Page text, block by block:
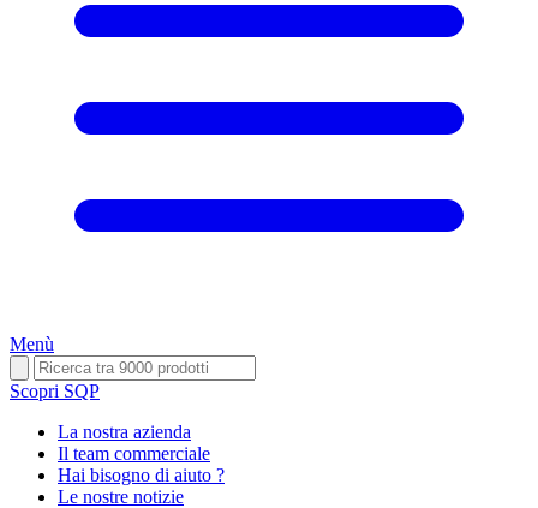
Menù
Scopri SQP
La nostra azienda
Il team commerciale
Hai bisogno di aiuto ?
Le nostre notizie